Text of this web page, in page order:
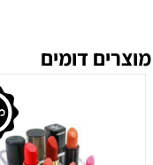
מוצרים דומים